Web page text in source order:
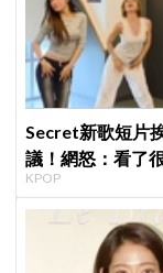
Secret新歌短片
議！網怒：看了
KPOP